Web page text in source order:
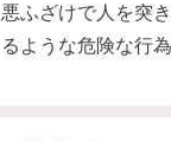
悪ふざけで人を突
るような危険な行